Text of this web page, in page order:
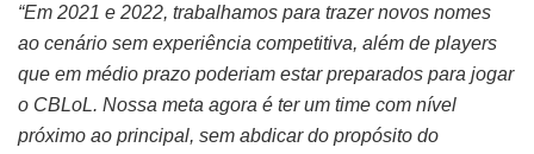
“Em 2021 e 2022, trabalhamos para trazer novos nomes
ao cenário sem experiência competitiva, além de players
que em médio prazo poderiam estar preparados para jogar
o CBLoL. Nossa meta agora é ter um time com nível
próximo ao principal, sem abdicar do propósito do